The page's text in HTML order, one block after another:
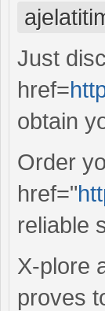
Just
href=
obtain
Order
href="
reliable
X-plore
proves